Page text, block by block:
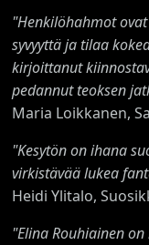
"Henkilöhahmot
syvyyttä ja tilaa
kirjoittanut
pedannut teoksen
Maria Loikkanen,
"Kesytön on ihana
virkistävää lukea
Heidi Ylitalo,
"Elina Rouhiainen